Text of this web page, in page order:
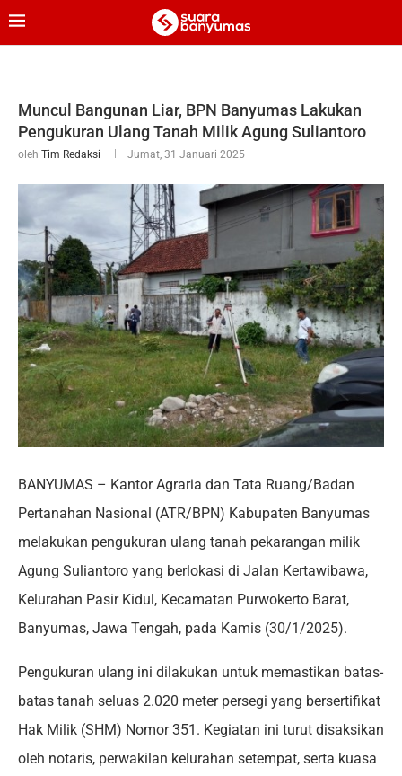
Muncul Bangunan Liar, BPN Banyumas Lakukan
Pengukuran Ulang Tanah Milik Agung Suliantoro
oleh Tim Redaksi Jumat, 31 Januari 2025
BANYUMAS – Kantor Agraria dan Tata Ruang/Badan
Pertanahan Nasional (ATR/BPN) Kabupaten Banyumas
melakukan pengukuran ulang tanah pekarangan milik
Agung Suliantoro yang berlokasi di Jalan Kertawibawa,
Kelurahan Pasir Kidul, Kecamatan Purwokerto Barat,
Banyumas, Jawa Tengah, pada Kamis (30/1/2025).
Pengukuran ulang ini dilakukan untuk memastikan batas-
batas tanah seluas 2.020 meter persegi yang bersertifikat
Hak Milik (SHM) Nomor 351. Kegiatan ini turut disaksikan
oleh notaris, perwakilan kelurahan setempat, serta kuasa